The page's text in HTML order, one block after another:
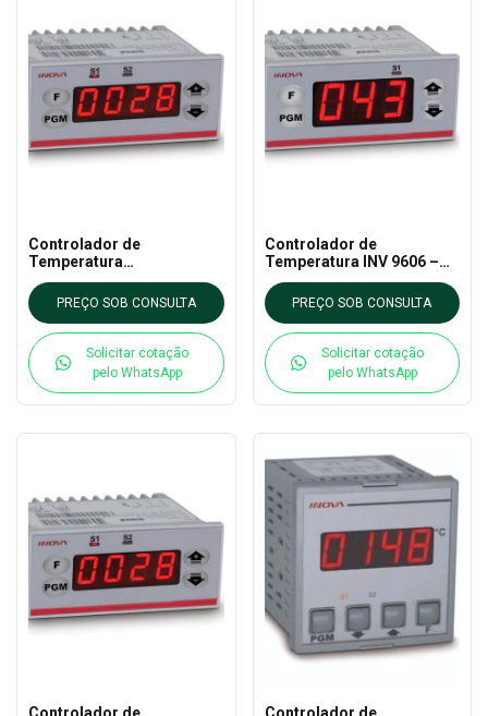
Controlador de
Temperatura
INV46101/J/SS – INOVA
PREÇO SOB CONSULTA
Solicitar cotação
pelo WhatsApp
Controlador de
Temperatura INV 9606 –
INOVA
PREÇO SOB CONSULTA
Solicitar cotação
pelo WhatsApp
Controlador de
Controlador de